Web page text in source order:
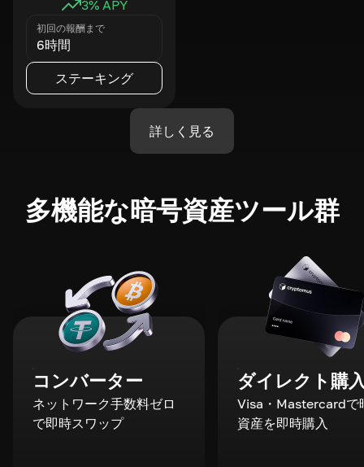
3% APY
初回の報酬まで
6時間
ステーキング
詳しく見る
多機能な暗号資産ツール群
コンバーター
ネットワーク手数料ゼロ
で即時スワップ
ダイレクト購
Visa・Mastercardで
資産を即時購入